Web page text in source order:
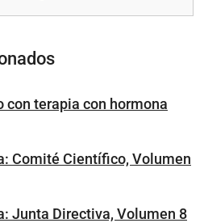
con terapia con hormona
Comité Científico, Volumen
Junta Directiva, Volumen 8